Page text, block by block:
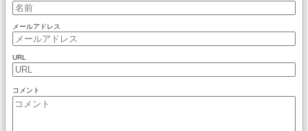
メールアドレス
URL
コメント